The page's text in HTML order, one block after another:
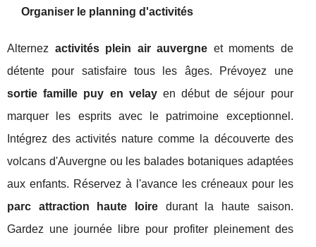
Organiser le planning d'activités
Alternez activités plein air auvergne et moments de
détente pour satisfaire tous les âges. Prévoyez une
sortie famille puy en velayen début de séjour pour
marquer les esprits avec le patrimoine exceptionnel.
Intégrez des activités nature comme la découverte des
volcans d'Auvergne ou les balades botaniques adaptées
aux enfants. Réservez à l'avance les créneaux pour les
parc attraction haute loiredurant la haute saison.
Gardez une journée libre pour profiter pleinement des